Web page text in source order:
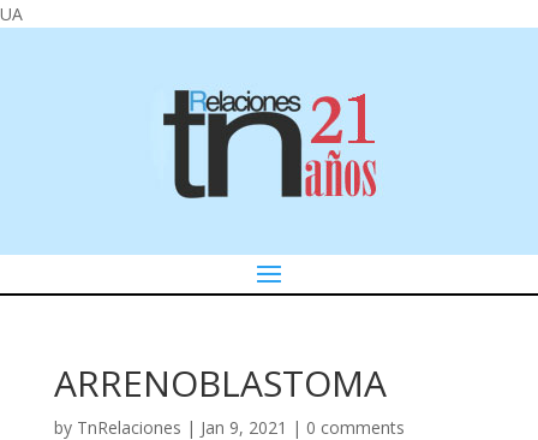
UA
ARRENOBLASTOMA
by TnRelaciones | Jan 9, 2021 | 0 comments